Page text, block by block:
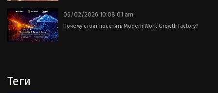
06/02/2026 10:08:01 am
Почему стоит посетить Modern Work Growth Factory?
Теги